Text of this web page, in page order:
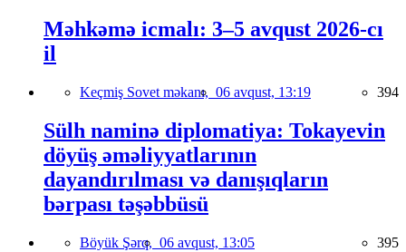
Məhkəmə icmalı: 3–5 avqust 2026-cı
il
Keçmiş Sovet məkanı, 06 avqust, 13:19 394
Sülh naminə diplomatiya: Tokayevin
döyüş əməliyyatlarının
dayandırılması və danışıqların
bərpası təşəbbüsü
Böyük Şərq, 06 avqust, 13:05 395